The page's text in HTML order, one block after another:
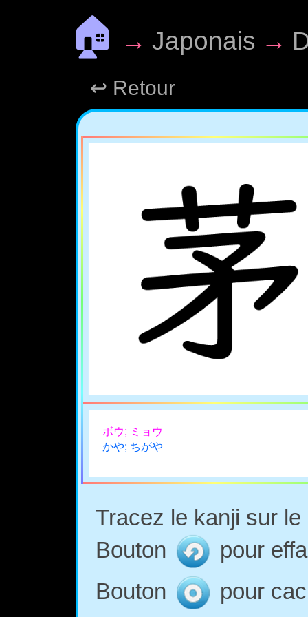
🏠 → Japonais →
↩ Retour
ボウ; ミョウ
かや; ちがや
Tracez le kanji sur
Bouton
pour
Bouton
pour